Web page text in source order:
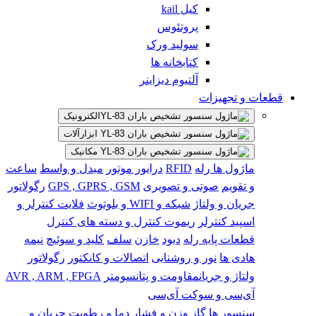
کیل kail
پروتئوس
سولید ورک
کتابخانه ها
آلتیوم دیزاینر
قطعات و تجهیزات
الکترونیک
ابزارآلات
مکانیک
ماژول ها رله RFID درایور موتور مبدل و واسط ساعت
و تقویم صوتی و تصویری GPS , GPRS , GSM رگولاتور
جریان و ولتاژ شبکه و WIFI و بلوتوث
فلایت کنترلر و
اسپید کنترلر ریموت کنترل و دسته های کنترل
قطعات پایه رله دیود خازن سلف کلید و سوئیچ نیمه
هادی ها نور و روشنایی اتصالات و کانکتور رگولاتور
ولتاژ و جریانمقاومت و پتانسومتر
AVR , ARM , FPGA
آی‌سی و سوکت آی‌سی
سنسور ها گاز وزن و فشار دما و رطوبت جریان و